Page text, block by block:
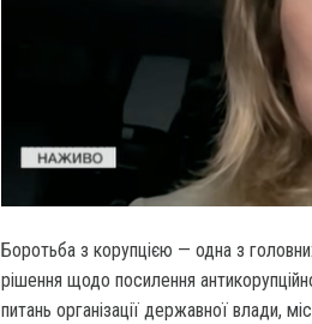
Боротьба з корупцією — одна з
рішення щодо посилення
питань організації державної влади,